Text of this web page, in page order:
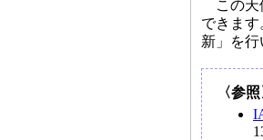
この
できま
新」を行
〈参照